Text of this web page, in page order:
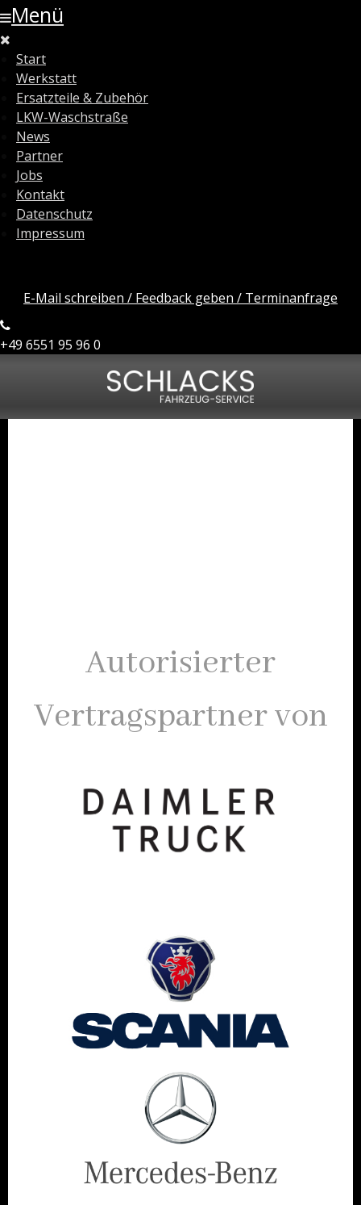
Menü
Start
Werkstatt
Ersatzteile & Zubehör
LKW-Waschstraße
News
Partner
Jobs
Kontakt
Datenschutz
Impressum
E-Mail schreiben / Feedback geben / Terminanfrage
+49 6551 95 96 0
Autorisierter
Vertragspartner von